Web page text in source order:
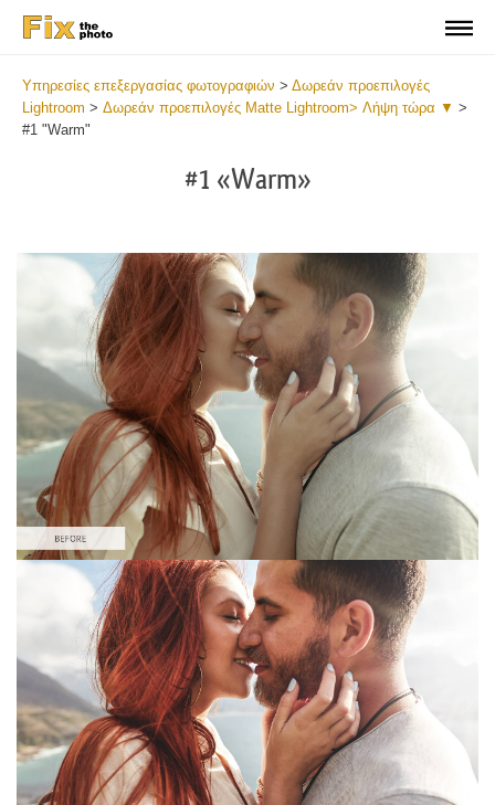
Υπηρεσίες επεξεργασίας φωτογραφιών > Δωρεάν προεπιλογές
Lightroom > Δωρεάν προεπιλογές Matte Lightroom> Λήψη τώρα ▼ >
#1 "Warm"
#1 «Warm»
Please select
Free Matte Preset #1
Matte Effect
(30 Lr Presets)
Matte Complete
(130 Lr Presets)